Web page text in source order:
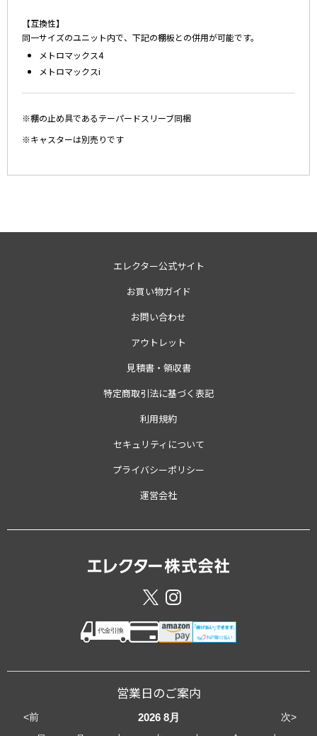
【互換性】
同一サイズのユニット内で、下記の棚板との併用が可能です。
メトロマックス4
メトロマックスi
※棚の止め具であるテーパードスリーブ同梱
※キャスターは別売りです
エレクター公式サイト
お買い物ガイド
お問い合わせ
アウトレット
見積書・領収書
特定商取引法に基づく表記
利用規約
セキュリティについて
プライバシーポリシー
運営会社
営業日のご案内
<前 次>
2026 8月